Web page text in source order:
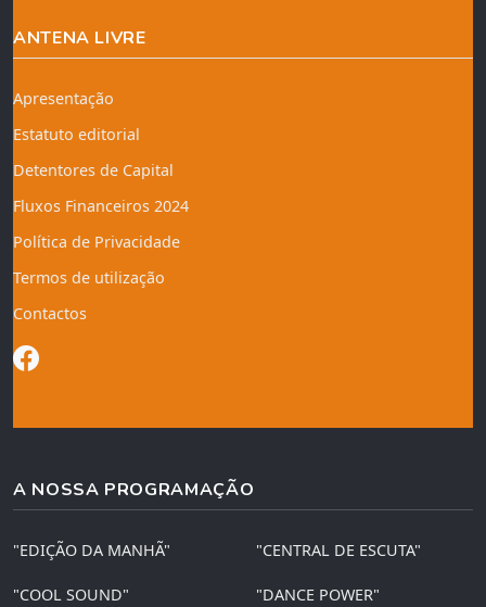
ANTENA LIVRE
Apresentação
Estatuto editorial
Detentores de Capital
Fluxos Financeiros 2024
Política de Privacidade
Termos de utilização
Contactos
A NOSSA PROGRAMAÇÃO
"EDIÇÃO DA MANHÃ" "CENTRAL DE ESCUTA"
"COOL SOUND" "DANCE POWER"